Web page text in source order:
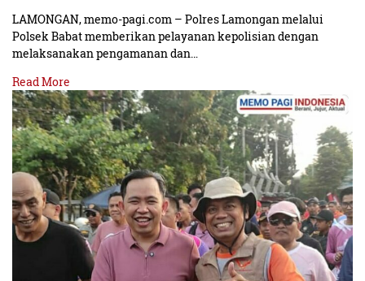
LAMONGAN, memo-pagi.com – Polres Lamongan melalui
Polsek Babat memberikan pelayanan kepolisian dengan
melaksanakan pengamanan dan…
Read More